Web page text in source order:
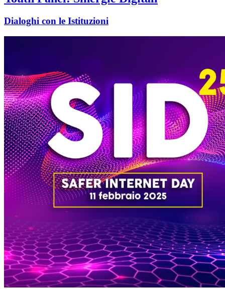
Dialoghi con le Istituzioni